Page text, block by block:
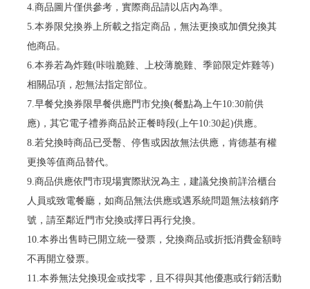
4.商品圖片僅供參考，實際商品請以店內為準。
5.本券限兌換券上所載之指定商品，無法更換或加價兌換其
他商品。
6.本券若為炸雞(咔啦脆雞、上校薄脆雞、季節限定炸雞等)
相關品項，恕無法指定部位。
7.早餐兌換券限早餐供應門市兌換(餐點為上午10:30前供
應)，其它電子禮券商品於正餐時段(上午10:30起)供應。
8.若兌換時商品已受罊、停售或因故無法供應，肯德基有權
更換等值商品替代。
9.商品供應依門市現場實際狀況為主，建議兌換前詳洽櫃台
人員或致電餐廳，如商品無法供應或遇系統問題無法核銷序
號，請至鄰近門市兌換或擇日再行兌換。
10.本券出售時已開立統一發票，兌換商品或折抵消費金額時
不再開立發票。
11.本券無法兌換現金或找零，且不得與其他優惠或行銷活動